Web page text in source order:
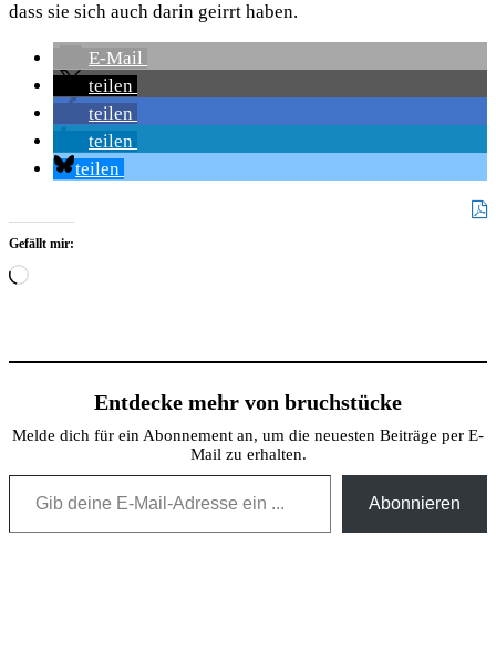
dass sie sich auch darin geirrt haben.
E-Mail
teilen
teilen
teilen
teilen
Gefällt mir:
Wird
Entdecke mehr von bruchstücke
Melde dich für ein Abonnement an, um die neuesten Beiträge per E-
Mail zu erhalten.
Gib deine E-Mail-Adresse ein ...
Abonnieren